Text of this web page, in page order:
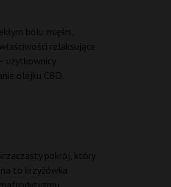
bólu mięśni,
relaksujące
użytkownicy
olejku CBD.
pokrój, który
to krzyżówka